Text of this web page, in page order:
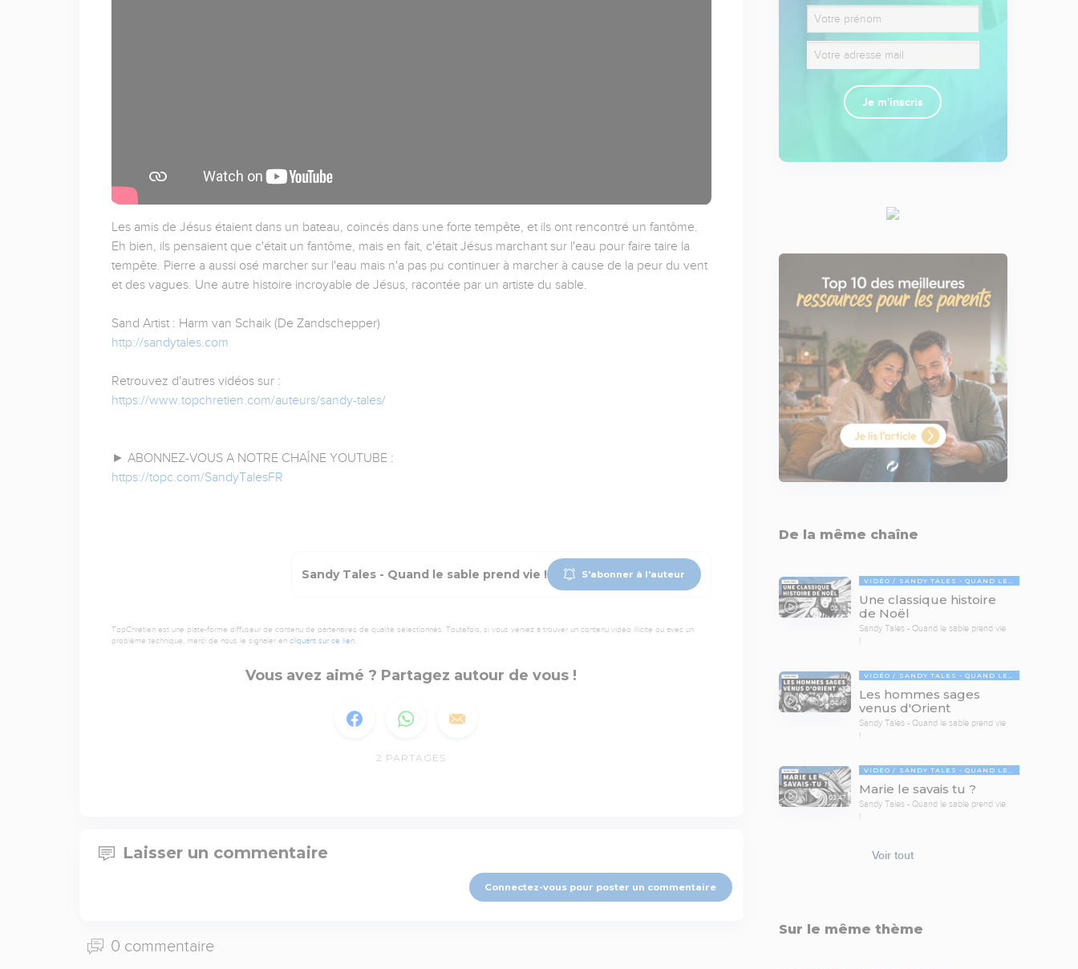
Les amis de Jésus étaient dans un bateau, coincés dans une forte tempête, et ils ont rencontré un fantôme.
Eh bien, ils pensaient que c'était un fantôme, mais en fait, c'était Jésus marchant sur l'eau pour faire taire la
tempête. Pierre a aussi osé marcher sur l'eau mais n'a pas pu continuer à marcher à cause de la peur du vent
et des vagues. Une autre histoire incroyable de Jésus, racontée par un artiste du sable.
Sand Artist : Harm van Schaik (De Zandschepper)
http://sandytales.com
Retrouvez d'autres vidéos sur :
https://www.topchretien.com/auteurs/sandy-tales/
► ABONNEZ-VOUS A NOTRE CHAÎNE YOUTUBE :
https://topc.com/SandyTalesFR
Sandy Tales - Quand le sable prend vie ! S'abonner à l'auteur
TopChrétien est une plate-forme diffuseur de contenu de partenaires de qualité sélectionnés. Toutefois, si vous veniez à trouver un contenu vidéo illicite ou avec un
problème technique, merci de nous le signaler en cliquant sur ce lien.
Vous avez aimé ? Partagez autour de vous !
2 PARTAGES
Laisser un commentaire
Connectez-vous pour poster un commentaire
0 commentaire
Je m'inscris
De la même chaîne
03:13
VIDÉO SANDY TALES - QUAND LE SABLE PREND VIE !
Une classique histoire
de Noël
Sandy Tales - Quand le sable prend vie
!
04:19
VIDÉO SANDY TALES - QUAND LE SABLE PREND VIE !
Les hommes sages
venus d'Orient
Sandy Tales - Quand le sable prend vie
!
03:47
VIDÉO SANDY TALES - QUAND LE SABLE PREND VIE !
Marie le savais tu ?
Sandy Tales - Quand le sable prend vie
!
Voir tout
Sur le même thème